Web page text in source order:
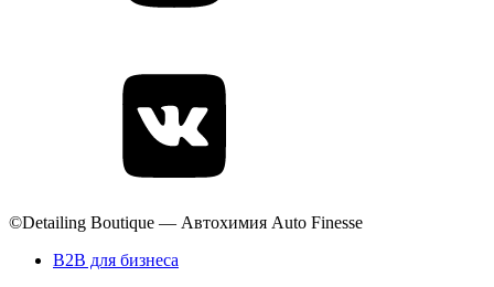
©Detailing Boutique — Автохимия Auto Finesse
B2B для бизнеса